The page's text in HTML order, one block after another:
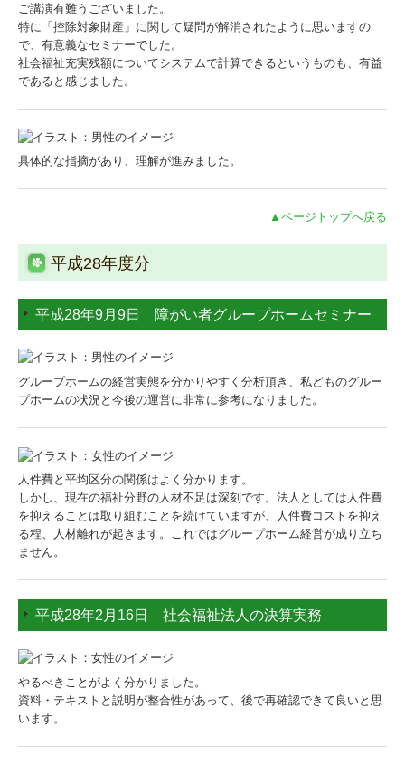
ご講演有難うございました。
特に「控除対象財産」に関して疑問が解消されたように思いますの
で、有意義なセミナーでした。
社会福祉充実残額についてシステムで計算できるというものも、有益
であると感じました。
具体的な指摘があり、理解が進みました。
▲ページトップへ戻る
平成28年度分
平成28年9月9日 障がい者グループホームセミナー
グループホームの経営実態を分かりやすく分析頂き、私どものグルー
プホームの状況と今後の運営に非常に参考になりました。
人件費と平均区分の関係はよく分かります。
しかし、現在の福祉分野の人材不足は深刻です。法人としては人件費
を抑えることは取り組むことを続けていますが、人件費コストを抑え
る程、人材離れが起きます。これではグループホーム経営が成り立ち
ません。
平成28年2月16日 社会福祉法人の決算実務
やるべきことがよく分かりました。
資料・テキストと説明が整合性があって、後で再確認できて良いと思
います。